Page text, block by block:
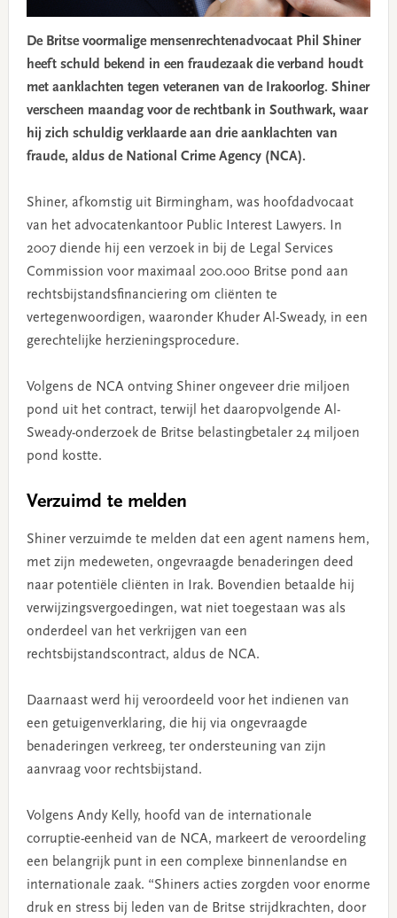
De Britse voormalige mensenrechtenadvocaat Phil Shiner
heeft schuld bekend in een fraudezaak die verband houdt
met aanklachten tegen veteranen van de Irakoorlog. Shiner
verscheen maandag voor de rechtbank in Southwark, waar
hij zich schuldig verklaarde aan drie aanklachten van
fraude, aldus de National Crime Agency (NCA).
Shiner, afkomstig uit Birmingham, was hoofdadvocaat
van het advocatenkantoor Public Interest Lawyers. In
2007 diende hij een verzoek in bij de Legal Services
Commission voor maximaal 200.000 Britse pond aan
rechtsbijstandsfinanciering om cliënten te
vertegenwoordigen, waaronder Khuder Al-Sweady, in een
gerechtelijke herzieningsprocedure.
Volgens de NCA ontving Shiner ongeveer drie miljoen
pond uit het contract, terwijl het daaropvolgende Al-
Sweady-onderzoek de Britse belastingbetaler 24 miljoen
pond kostte.
Verzuimd te melden
Shiner verzuimde te melden dat een agent namens hem,
met zijn medeweten, ongevraagde benaderingen deed
naar potentiële cliënten in Irak. Bovendien betaalde hij
verwijzingsvergoedingen, wat niet toegestaan was als
onderdeel van het verkrijgen van een
rechtsbijstandscontract, aldus de NCA.
Daarnaast werd hij veroordeeld voor het indienen van
een getuigenverklaring, die hij via ongevraagde
benaderingen verkreeg, ter ondersteuning van zijn
aanvraag voor rechtsbijstand.
Volgens Andy Kelly, hoofd van de internationale
corruptie-eenheid van de NCA, markeert de veroordeling
een belangrijk punt in een complexe binnenlandse en
internationale zaak. “Shiners acties zorgden voor enorme
druk en stress bij leden van de Britse strijdkrachten, door